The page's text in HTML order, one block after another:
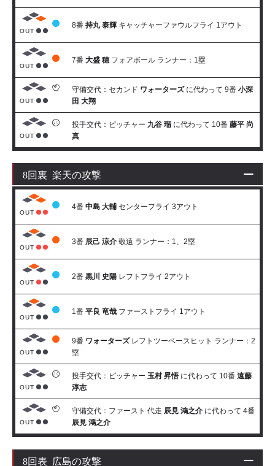
OUT
8番 持丸 泰輝 キャッチャーファウルフライ 1アウト
OUT
7番 大盛 穂 フォアボール ランナー：1塁
OUT
守備交代：セカンド ワォーターズに代わって 9番 小深
田 大翔
OUT
投手交代：ピッチャー 九谷 瑠 に代わって 10番 藤平 尚
真
8回裏 楽天の攻撃
OUT
4番 中島 大輔 センターフライ 3アウト
OUT
3番 辰己 涼介 敬遠 ランナー：1、2塁
OUT
2番 黒川 史陽 レフトフライ 2アウト
OUT
1番 平良 竜哉 ファーストフライ 1アウト
OUT
9番 ワォーターズレフトツーベースヒット ランナー：2
塁
OUT
投手交代：ピッチャー 玉村 昇悟 に代わって 10番 遠藤
淳志
OUT
守備交代：ファースト 代走 辰見 鴻之介 に代わって 4番
辰見 鴻之介
8回表 広島の攻撃